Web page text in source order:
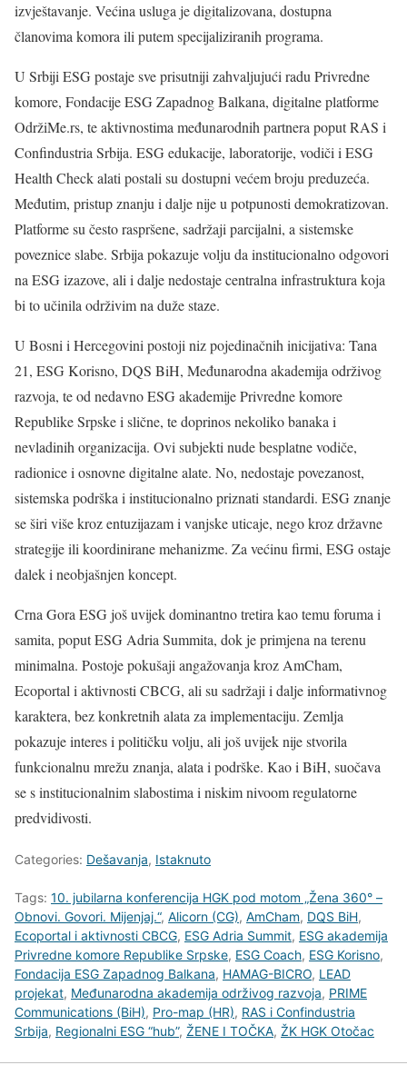
izvještavanje. Većina usluga je digitalizovana, dostupna
članovima komora ili putem specijaliziranih programa.
U Srbiji ESG postaje sve prisutniji zahvaljujući radu Privredne
komore, Fondacije ESG Zapadnog Balkana, digitalne platforme
OdržiMe.rs, te aktivnostima međunarodnih partnera poput RAS i
Confindustria Srbija. ESG edukacije, laboratorije, vodiči i ESG
Health Check alati postali su dostupni većem broju preduzeća.
Međutim, pristup znanju i dalje nije u potpunosti demokratizovan.
Platforme su često raspršene, sadržaji parcijalni, a sistemske
poveznice slabe. Srbija pokazuje volju da institucionalno odgovori
na ESG izazove, ali i dalje nedostaje centralna infrastruktura koja
bi to učinila održivim na duže staze.
U Bosni i Hercegovini postoji niz pojedinačnih inicijativa: Tana
21, ESG Korisno, DQS BiH, Međunarodna akademija održivog
razvoja, te od nedavno ESG akademije Privredne komore
Republike Srpske i slične, te doprinos nekoliko banaka i
nevladinih organizacija. Ovi subjekti nude besplatne vodiče,
radionice i osnovne digitalne alate. No, nedostaje povezanost,
sistemska podrška i institucionalno priznati standardi. ESG znanje
se širi više kroz entuzijazam i vanjske uticaje, nego kroz državne
strategije ili koordinirane mehanizme. Za većinu firmi, ESG ostaje
dalek i neobjašnjen koncept.
Crna Gora ESG još uvijek dominantno tretira kao temu foruma i
samita, poput ESG Adria Summita, dok je primjena na terenu
minimalna. Postoje pokušaji angažovanja kroz AmCham,
Ecoportal i aktivnosti CBCG, ali su sadržaji i dalje informativnog
karaktera, bez konkretnih alata za implementaciju. Zemlja
pokazuje interes i političku volju, ali još uvijek nije stvorila
funkcionalnu mrežu znanja, alata i podrške. Kao i BiH, suočava
se s institucionalnim slabostima i niskim nivoom regulatorne
predvidivosti.
Categories: Dešavanja, Istaknuto
Tags: 10. jubilarna konferencija HGK pod motom „Žena 360° –
Obnovi. Govori. Mijenjaj.“, Alicorn (CG), AmCham, DQS BiH,
Ecoportal i aktivnosti CBCG, ESG Adria Summit, ESG akademija
Privredne komore Republike Srpske, ESG Coach, ESG Korisno,
Fondacija ESG Zapadnog Balkana, HAMAG-BICRO, LEAD
projekat, Međunarodna akademija održivog razvoja, PRIME
Communications (BiH), Pro-map (HR), RAS i Confindustria
Srbija, Regionalni ESG “hub”, ŽENE I TOČKA, ŽK HGK Otočac